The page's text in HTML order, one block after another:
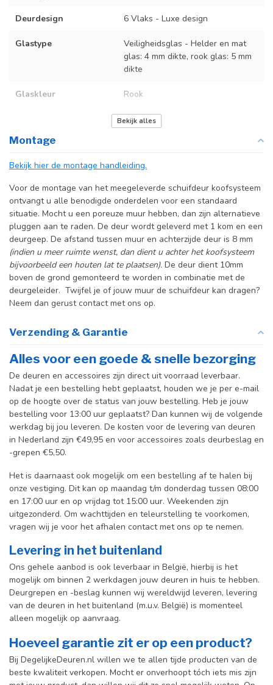
Deurdesign 6 Vlaks - Luxe design
Glastype
Veiligheidsglas - Helder en mat
glas: 4 mm dikte, rook glas: 5 mm
dikte
Glaskleur Rook
U kunt een tabel vinden met de
exacte deurmaten in de
Incl. deurgreep
Incl. systeem
Bekijk alles
Montage
Bekijk hier de montage handleiding.
Voor de montage van het meegeleverde schuifdeur koofsysteem
ontvangt u alle benodigde onderdelen voor een standaard
situatie. Mocht u een poreuze muur hebben, dan zijn alternatieve
pluggen aan te raden. De deur wordt geleverd met 1 kom en een
deurgeep. De afstand tussen muur en achterzijde deur is 8 mm
(indien u meer ruimte wenst, dan dient u achter het koofsysteem
bijvoorbeeld een houten lat te plaatsen). De deur dient 10mm
boven de grond gemonteerd te worden in combinatie met de
deurgeleider. Twijfel je of jouw muur de schuifdeur kan dragen?
Neem dan gerust contact met ons op.
Verzending & Garantie
Alles voor een goede & snelle bezorging
De deuren en accessoires zijn direct uit voorraad leverbaar.
Nadat je een bestelling hebt geplaatst, houden we je per e-mail
op de hoogte over de status van jouw bestelling. Heb je jouw
bestelling voor 13:00 uur geplaatst? Dan kunnen wij de volgende
werkdag bij jou leveren. De kosten voor de levering van deuren
in Nederland zijn €49,95 en voor accessoires zoals deurbeslag en
-grepen €5,50.
Het is daarnaast ook mogelijk om een bestelling af te halen bij
onze vestiging. Dit kan op maandag t/m donderdag tussen 08:00
en 17:00 uur en op vrijdag tot 15:00 uur. Weekenden zijn
uitgezonderd. Om wachttijden en teleurstelling te voorkomen,
vragen wij je voor het afhalen contact met ons op te nemen.
Levering in het buitenland
Ons gehele aanbod is ook leverbaar in België, hierbij is het
mogelijk om binnen 2 werkdagen jouw deuren in huis te hebben.
Deurgrepen en -beslag kunnen wij wereldwijd leveren, levering
van de deuren in het buitenland (m.u.v. België) is momenteel
alleen mogelijk op aanvraag.
Hoeveel garantie zit er op een product?
Bij DegelijkeDeuren.nl willen we te allen tijde producten van de
beste kwaliteit verkopen. Mocht er onverhoopt tóch iets mis zijn